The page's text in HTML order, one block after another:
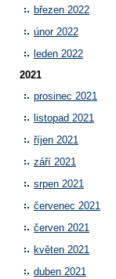
březen 2022
únor 2022
leden 2022
2021
prosinec 2021
listopad 2021
říjen 2021
září 2021
srpen 2021
červenec 2021
červen 2021
květen 2021
duben 2021